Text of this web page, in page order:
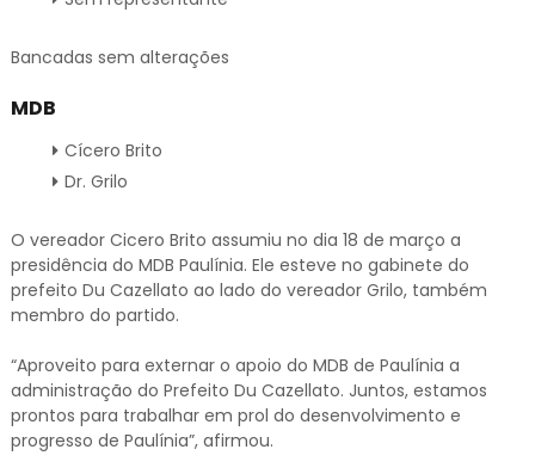
Bancadas sem alterações
MDB
Cícero Brito
Dr. Grilo
O vereador Cicero Brito assumiu no dia 18 de março a
presidência do MDB Paulínia. Ele esteve no gabinete do
prefeito Du Cazellato ao lado do vereador Grilo, também
membro do partido.
“Aproveito para externar o apoio do MDB de Paulínia a
administração do Prefeito Du Cazellato. Juntos, estamos
prontos para trabalhar em prol do desenvolvimento e
progresso de Paulínia”, afirmou.